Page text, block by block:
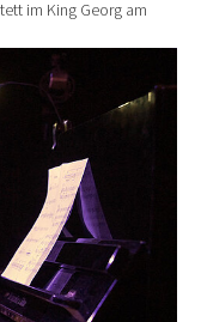
im King Georg am